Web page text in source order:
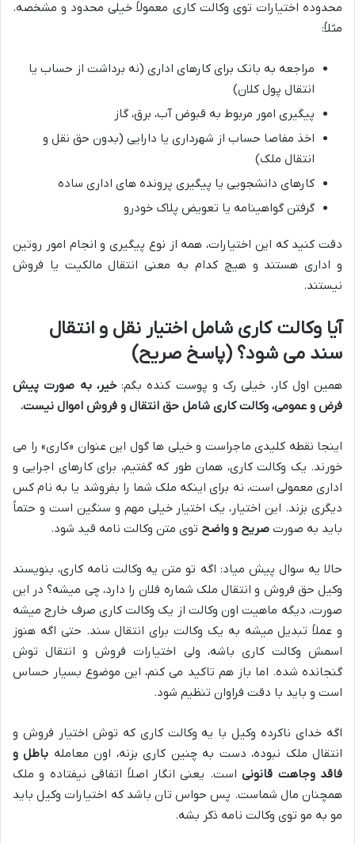
محدوده اختیارات توی وکالت کاری معمولاً خیلی محدود و مشخصه.
مثلاً:
مراجعه به بانک برای کارهای اداری (نه برداشت از حساب یا
انتقال پول کلان)
پیگیری امور مربوط به قبوض آب، برق، گاز
اخذ مفاصا حساب از شهرداری یا دارایی (بدون حق نقل و
انتقال ملک)
کارهای دانشجویی یا پیگیری پرونده های اداری ساده
گرفتن گواهینامه یا تعویض پلاک خودرو
دقت کنید که این اختیارات، همه از نوع پیگیری و انجام امور روتین
و اداری هستند و هیچ کدام به معنی انتقال مالکیت یا فروش
نیستند.
آیا وکالت کاری شامل اختیار نقل و انتقال
سند می شود؟ (پاسخ صریح)
همین اول کار، خیلی رک و پوست کنده بگم:خیر، به صورت پیش
فرض و عمومی، وکالت کاری شامل حق انتقال و فروش اموال نیست.
اینجا نقطه کلیدی ماجراست و خیلی ها گول این عنوان «کاری» را می
خورند. یک وکالت کاری، همان طور که گفتیم، برای کارهای اجرایی و
اداری معمولی است، نه برای اینکه ملک شما را بفروشد یا به نام کس
دیگری بزند. این اختیار، یک اختیار خیلی مهم و سنگین است و حتماً
باید به صورت صریح و واضح توی متن وکالت نامه قید شود.
حالا یه سوال پیش میاد: اگه تو متن یه وکالت نامه کاری، بنویسند
وکیل حق فروش و انتقال ملک شماره فلان را دارد، چی میشه؟ در این
صورت، دیگه ماهیت اون وکالت از یک وکالت کاری صرف خارج میشه
و عملاً تبدیل میشه به یک وکالت برای انتقال سند. حتی اگه هنوز
اسمش وکالت کاری باشه، ولی اختیارات فروش و انتقال توش
گنجانده شده. اما باز هم تاکید می کنم، این موضوع بسیار حساس
است و باید با دقت فراوان تنظیم شود.
اگه خدای ناکرده وکیل با یه وکالت کاری که توش اختیار فروش و
انتقال ملک نبوده، دست به چنین کاری بزنه، اون معامله باطل و
فاقد وجاهت قانونیاست. یعنی انگار اصلاً اتفاقی نیفتاده و ملک
همچنان مال شماست. پس حواس تان باشد که اختیارات وکیل باید
مو به مو توی وکالت نامه ذکر بشه.